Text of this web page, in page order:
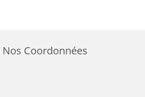
Nos Coordonnées